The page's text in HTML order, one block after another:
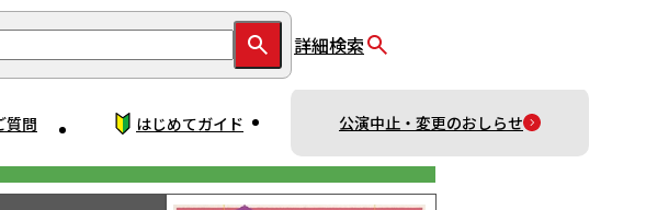
詳細検索
質問 はじめてガイド 公演中止・変更のおしらせ